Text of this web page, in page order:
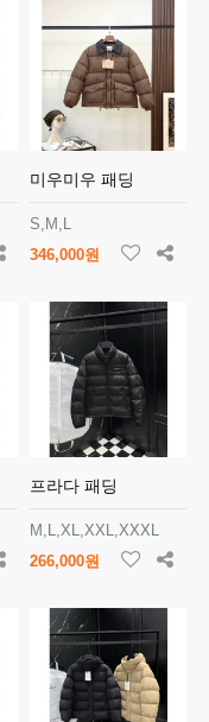
미우미우 패딩
S,M,L
346,000원
프라다 패딩
M,L,XL,XXL,XXXL
266,000원